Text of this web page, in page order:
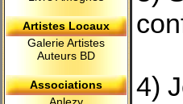
Artistes Locaux
Galerie Artistes
Auteurs BD
Associations
4)